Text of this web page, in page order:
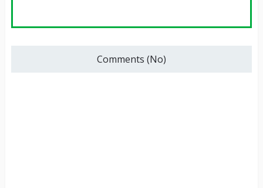
Comments (No)